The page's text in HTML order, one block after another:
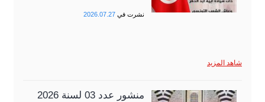
نشرت في 2026.07.27
شاهد المزيد
منشور عدد 03 لسنة 2026